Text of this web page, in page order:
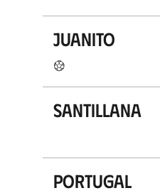
Juanito
Santillana
Portugal